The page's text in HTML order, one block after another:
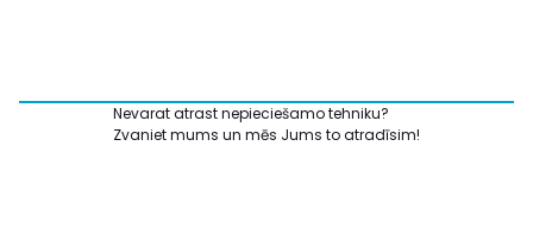
Nevarat atrast nepieciešamo tehniku?
Zvaniet mums un mēs Jums to atradīsim!